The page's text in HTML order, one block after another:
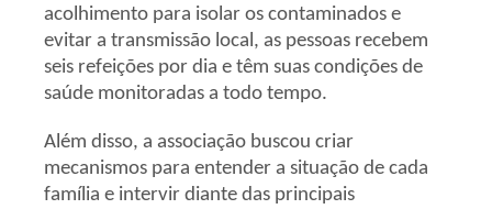
acolhimento para isolar os contaminados e
evitar a transmissão local, as pessoas recebem
seis refeições por dia e têm suas condições de
saúde monitoradas a todo tempo.
Além disso, a associação buscou criar
mecanismos para entender a situação de cada
família e intervir diante das principais